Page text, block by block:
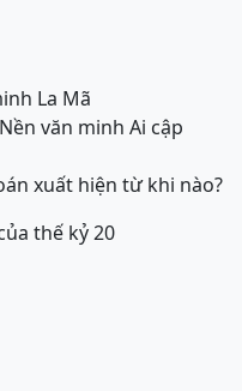
La Mã
văn minh Ai cập
xuất hiện từ khi nào?
thế kỷ 20